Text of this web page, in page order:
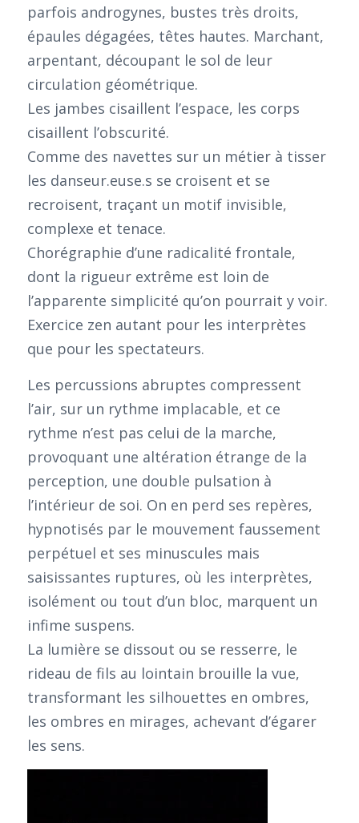
parfois androgynes, bustes très droits,
épaules dégagées, têtes hautes. Marchant,
arpentant, découpant le sol de leur
circulation géométrique.
Les jambes cisaillent l’espace, les corps
cisaillent l’obscurité.
Comme des navettes sur un métier à tisser
les danseur.euse.s se croisent et se
recroisent, traçant un motif invisible,
complexe et tenace.
Chorégraphie d’une radicalité frontale,
dont la rigueur extrême est loin de
l’apparente simplicité qu’on pourrait y voir.
Exercice zen autant pour les interprètes
que pour les spectateurs.
Les percussions abruptes compressent
l’air, sur un rythme implacable, et ce
rythme n’est pas celui de la marche,
provoquant une altération étrange de la
perception, une double pulsation à
l’intérieur de soi. On en perd ses repères,
hypnotisés par le mouvement faussement
perpétuel et ses minuscules mais
saisissantes ruptures, où les interprètes,
isolément ou tout d’un bloc, marquent un
infime suspens.
La lumière se dissout ou se resserre, le
rideau de fils au lointain brouille la vue,
transformant les silhouettes en ombres,
les ombres en mirages, achevant d’égarer
les sens.